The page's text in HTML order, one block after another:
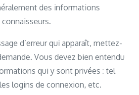
des informations
d’erreur qui apparaît, mettez-
Vous devez bien entendu
qui y sont privées : tel
logins de connexion, etc.